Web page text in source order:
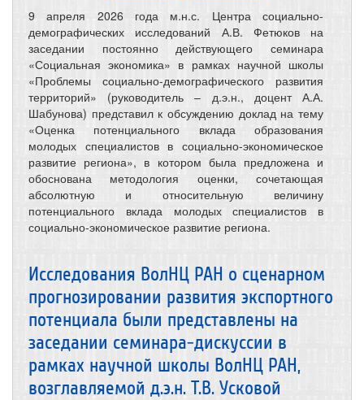
9 апреля 2026 года м.н.с. Центра социально-
демографических исследований А.В. Фетюков на
заседании постоянно действующего семинара
«Социальная экономика» в рамках научной школы
«Проблемы социально-демографического развития
территорий» (руководитель – д.э.н., доцент А.А.
Шабунова) представил к обсуждению доклад на тему
«Оценка потенциального вклада образования
молодых специалистов в социально-экономическое
развитие региона», в котором была предложена и
обоснована методология оценки, сочетающая
абсолютную и относительную величину
потенциального вклада молодых специалистов в
социально-экономическое развитие региона.
Исследования ВолНЦ РАН о сценарном
прогнозировании развития экспортного
потенциала были представлены на
заседании семинара-дискуссии в
рамках научной школы ВолНЦ РАН,
возглавляемой д.э.н. Т.В. Усковой